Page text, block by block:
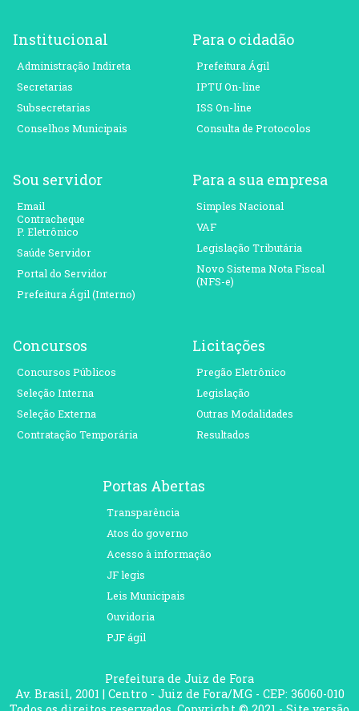
Institucional
Administração Indireta
Secretarias
Subsecretarias
Conselhos Municipais
Para o cidadão
Prefeitura Ágil
IPTU On-line
ISS On-line
Consulta de Protocolos
Sou servidor
Email
Contracheque
P. Eletrônico
Saúde Servidor
Portal do Servidor
Prefeitura Ágil (Interno)
Para a sua empresa
Simples Nacional
VAF
Legislação Tributária
Novo Sistema Nota Fiscal
(NFS-e)
Concursos
Concursos Públicos
Seleção Interna
Seleção Externa
Contratação Temporária
Licitações
Pregão Eletrônico
Legislação
Outras Modalidades
Resultados
Portas Abertas
Transparência
Atos do governo
Acesso à informação
JF legis
Leis Municipais
Ouvidoria
PJF ágil
Prefeitura de Juiz de Fora
Av. Brasil, 2001 | Centro - Juiz de Fora/MG - CEP: 36060-010